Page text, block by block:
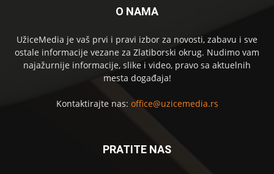
O NAMA
UžiceMedia je vaš prvi i pravi izbor za novosti, zabavu i sve
ostale informacije vezane za Zlatiborski okrug. Nudimo vam
najažurnije informacije, slike i video, pravo sa aktuelnih
mesta događaja!
Kontaktirajte nas: office@uzicemedia.rs
PRATITE NAS